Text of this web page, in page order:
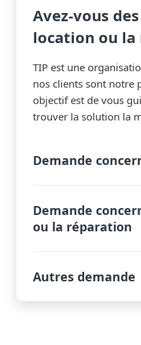
Avez-vous
location ou la
TIP est une
nos clients sont notre
objectif est de vous
trouver la solution la
Demande
Demande
ou la réparation
Autres demande